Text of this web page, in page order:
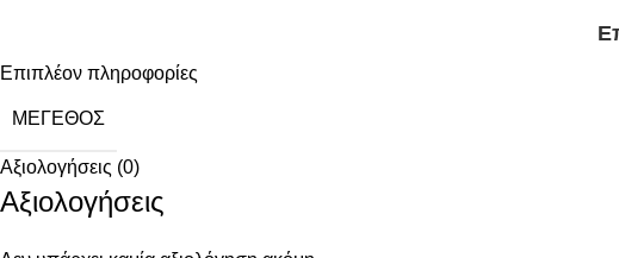
Επιπλέον πληροφορίες
ΜΈΓΕΘΟΣ
Αξιολογήσεις (0)
Αξιολογήσεις